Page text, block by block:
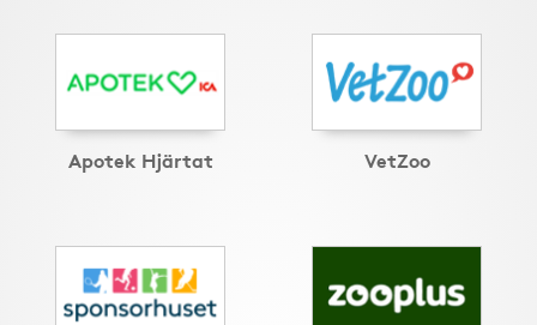
Apotek Hjärtat VetZoo